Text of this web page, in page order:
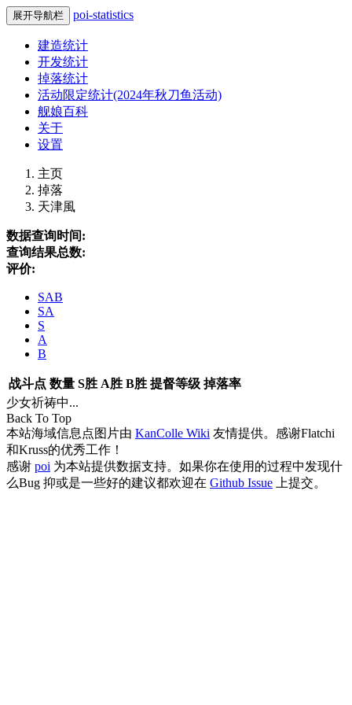
展开导航栏 poi-statistics
建造统计
开发统计
掉落统计
活动限定统计(2024年秋刀鱼活动)
舰娘百科
关于
设置
主页
掉落
天津風
数据查询时间:
查询结果总数:
评价:
SAB
SA
S
A
B
战斗点 数量 S胜 A胜 B胜 提督等级 掉落率
少女祈祷中...
Back To Top
本站海域信息点图片由 KanColle Wiki 友情提供。感谢Flatchi
和Kruss的优秀工作！
感谢 poi 为本站提供数据支持。如果你在使用的过程中发现什
么Bug 抑或是一些好的建议都欢迎在 Github Issue 上提交。